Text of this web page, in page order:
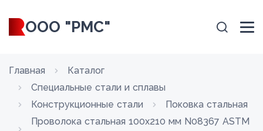
ООО "РМС"
Главная
Каталог
Специальные стали и сплавы
Конструкционные стали
Поковка стальная
Проволока стальная 100х210 мм N08367 ASTM